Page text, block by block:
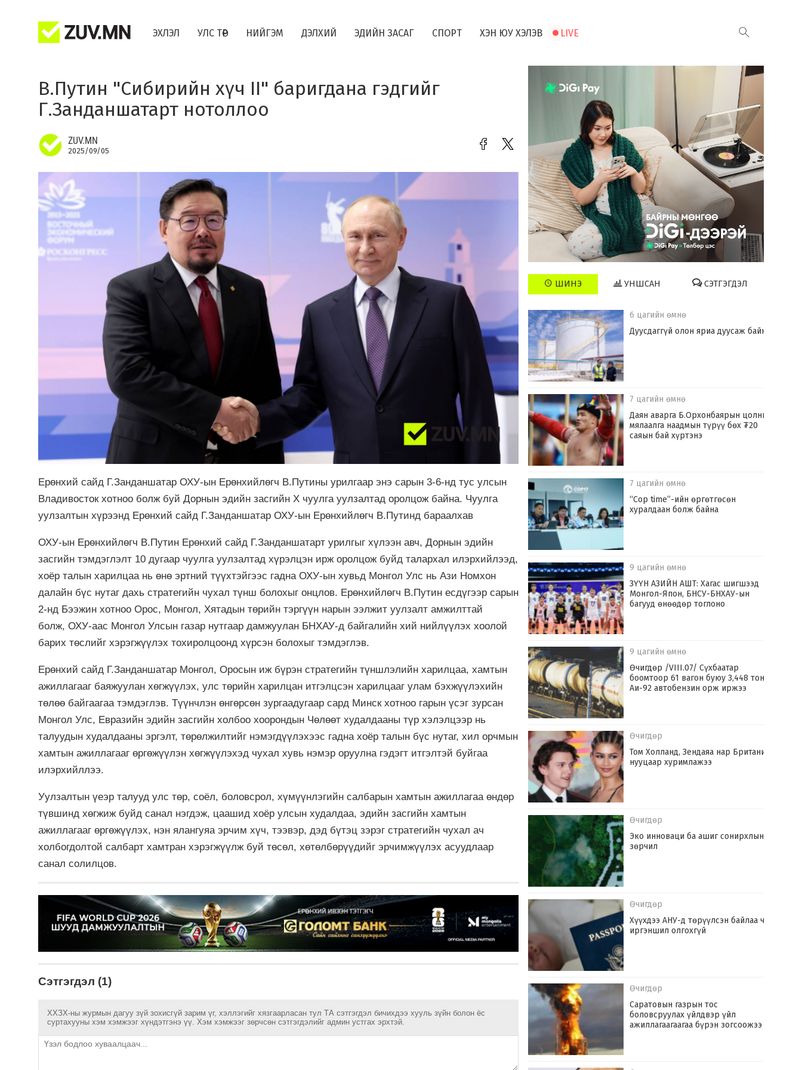
ЭХЛЭЛ УЛС ТӨР НИЙГЭМ ДЭЛХИЙ ЭДИЙН ЗАСАГ СПОРТ ХЭН ЮУ ХЭЛЭВ LIVE
В.Путин "Сибирийн хүч II" баригдана гэдгийг
Г.Занданшатарт нотоллоо
ZUV.MN
2025/09/05
Ерөнхий сайд Г.Занданшатар ОХУ-ын Ерөнхийлөгч В.Путины урилгаар энэ сарын 3-6-нд тус улсын
Владивосток хотноо болж буй Дорнын эдийн засгийн X чуулга уулзалтад оролцож байна. Чуулга
уулзалтын хүрээнд Ерөнхий сайд Г.Занданшатар ОХУ-ын Ерөнхийлөгч В.Путинд бараалхав
ОХУ-ын Ерөнхийлөгч В.Путин Ерөнхий сайд Г.Занданшатарт урилгыг хүлээн авч, Дорнын эдийн
засгийн тэмдэглэлт 10 дугаар чуулга уулзалтад хүрэлцэн ирж оролцож буйд талархал илэрхийлээд,
хоёр талын харилцаа нь өнө эртний түүхтэйгээс гадна ОХУ-ын хувьд Монгол Улс нь Ази Номхон
далайн бүс нутаг дахь стратегийн чухал түнш болохыг онцлов. Ерөнхийлөгч В.Путин есдүгээр сарын
2-нд Бээжин хотноо Орос, Монгол, Хятадын төрийн тэргүүн нарын ээлжит уулзалт амжилттай
болж, ОХУ-аас Монгол Улсын газар нутгаар дамжуулан БНХАУ-д байгалийн хий нийлүүлэх хоолой
барих төслийг хэрэгжүүлэх тохиролцоонд хүрсэн болохыг тэмдэглэв.
Ерөнхий сайд Г.Занданшатар Монгол, Оросын иж бүрэн стратегийн түншлэлийн харилцаа, хамтын
ажиллагааг баяжуулан хөгжүүлэх, улс төрийн харилцан итгэлцсэн харилцааг улам бэхжүүлэхийн
төлөө байгаагаа тэмдэглэв. Түүнчлэн өнгөрсөн зургаадугаар сард Минск хотноо гарын үсэг зурсан
Монгол Улс, Евразийн эдийн засгийн холбоо хоорондын Чөлөөт худалдааны түр хэлэлцээр нь
талуудын худалдааны эргэлт, төрөлжилтийг нэмэгдүүлэхээс гадна хоёр талын бүс нутаг, хил орчмын
хамтын ажиллагааг өргөжүүлэн хөгжүүлэхэд чухал хувь нэмэр оруулна гэдэгт итгэлтэй буйгаа
илэрхийллээ.
Уулзалтын үеэр талууд улс төр, соёл, боловсрол, хүмүүнлэгийн салбарын хамтын ажиллагаа өндөр
түвшинд хөгжиж буйд санал нэгдэж, цаашид хоёр улсын худалдаа, эдийн засгийн хамтын
ажиллагааг өргөжүүлэх, нэн ялангуяа эрчим хүч, тээвэр, дэд бүтэц зэрэг стратегийн чухал ач
холбогдолтой салбарт хамтран хэрэгжүүлж буй төсөл, хөтөлбөрүүдийг эрчимжүүлэх асуудлаар
санал солилцов.
Сэтгэгдэл (1)
ХХЗХ-ны журмын дагуу зүй зохисгүй зарим үг, хэллэгийг хязгаарласан тул ТА сэтгэгдэл бичихдээ хууль зүйн болон ёс
суртахууны хэм хэмжээг хүндэтгэнэ үү. Хэм хэмжээг зөрчсөн сэтгэгдэлийг админ устгах эрхтэй.
ШИНЭ УНШСАН СЭТГЭГДЭЛ
6 цагийн өмнө
Дуусдаггүй олон яриа дуусаж байна
7 цагийн өмнө
Даян аварга Б.Орхонбаярын цолны
мялаалга наадмын түрүү бөх ₮20
саяын бай хүртэнэ
7 цагийн өмнө
“Cop time”-ийн өргөтгөсөн
хуралдаан болж байна
9 цагийн өмнө
ЗҮҮН АЗИЙН АШТ: Хагас шигшээд
Монгол-Япон, БНСУ-БНХАУ-ын
багууд өнөөдөр тоглоно
9 цагийн өмнө
Өчигдөр /VIII.07/ Сүхбаатар
боомтоор 61 вагон буюу 3,448 тонн
Аи-92 автобензин орж иржээ
Өчигдөр
Том Холланд, Зендаяа нар Британид
нууцаар хуримлажээ
Өчигдөр
Эко инноваци ба ашиг сонирхлын
зөрчил
Өчигдөр
Хүүхдээ АНУ-д төрүүлсэн байлаа ч
иргэншил олгохгүй
Өчигдөр
Саратовын газрын тос
боловсруулах үйлдвэр үйл
ажиллагаагаагаа бүрэн зогсоожээ